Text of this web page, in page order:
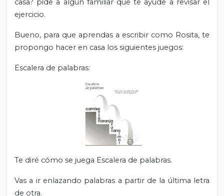
casa? pide a algún familiar que te ayude a revisar el
ejercicio.
Bueno, para que aprendas a escribir como Rosita, te
propongo hacer en casa los siguientes juegos:
Escalera de palabras:
Te diré cómo se juega Escalera de palabras.
Vas a ir enlazando palabras a partir de la última letra
de otra.